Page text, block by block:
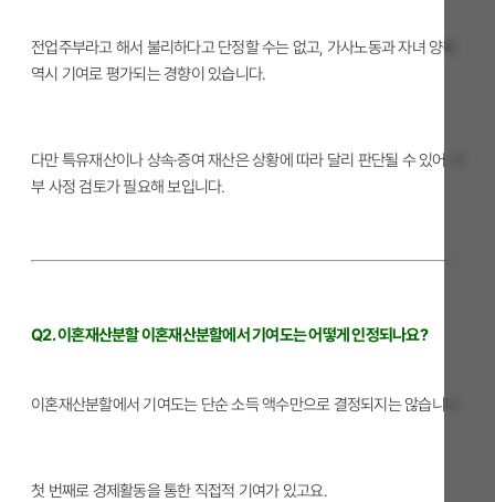
전업주부라고 해서 불리하다고 단정할 수는 없고, 가사노동과 자녀 양육
역시 기여로 평가되는 경향이 있습니다.
다만 특유재산이나 상속·증여 재산은 상황에 따라 달리 판단될 수 있어 세
부 사정 검토가 필요해 보입니다.
Q2. 이혼재산분할 이혼재산분할에서 기여도는 어떻게 인정되나요?
이혼재산분할에서 기여도는 단순 소득 액수만으로 결정되지는 않습니다.
첫 번째로 경제활동을 통한 직접적 기여가 있고요.